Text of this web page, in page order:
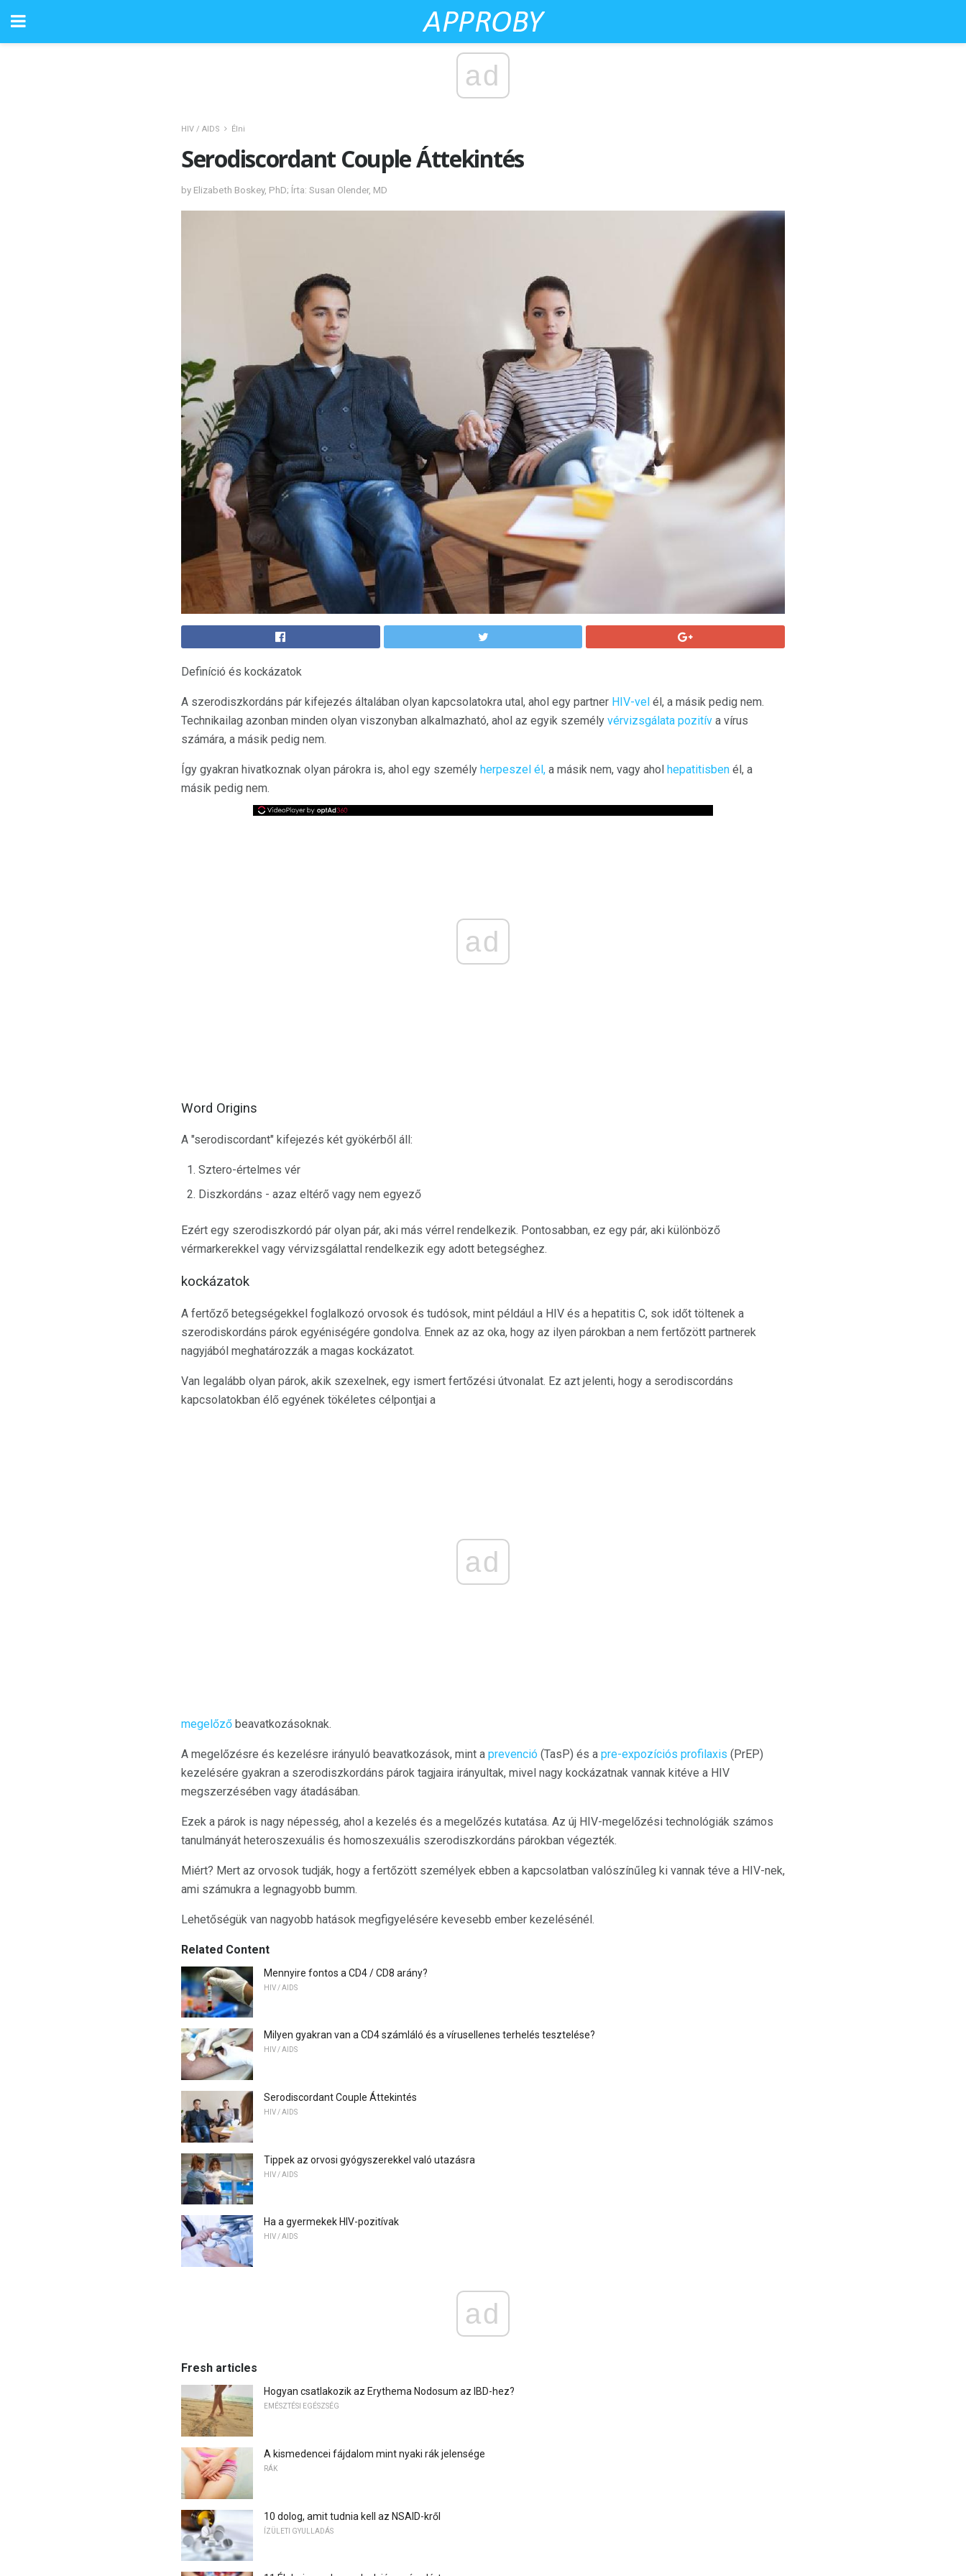
ad
HIV / AIDS Élni
Serodiscordant Couple Áttekintés
by Elizabeth Boskey, PhD; Írta: Susan Olender, MD
Definíció és kockázatok
A szerodiszkordáns pár kifejezés általában olyan kapcsolatokra utal, ahol egy partner HIV-vel él, a másik pedig nem.
Technikailag azonban minden olyan viszonyban alkalmazható, ahol az egyik személy vérvizsgálata pozitív a vírus
számára, a másik pedig nem.
Így gyakran hivatkoznak olyan párokra is, ahol egy személy herpeszel él, a másik nem, vagy ahol hepatitisben él, a
másik pedig nem.
ad
Word Origins
A "serodiscordant" kifejezés két gyökérből áll:
Sztero-értelmes vér
Diszkordáns - azaz eltérő vagy nem egyező
Ezért egy szerodiszkordó pár olyan pár, aki más vérrel rendelkezik. Pontosabban, ez egy pár, aki különböző
vérmarkerekkel vagy vérvizsgálattal rendelkezik egy adott betegséghez.
kockázatok
A fertőző betegségekkel foglalkozó orvosok és tudósok, mint például a HIV és a hepatitis C, sok időt töltenek a
szerodiskordáns párok egyéniségére gondolva. Ennek az az oka, hogy az ilyen párokban a nem fertőzött partnerek
nagyjából meghatározzák a magas kockázatot.
Van legalább olyan párok, akik szexelnek, egy ismert fertőzési útvonalat. Ez azt jelenti, hogy a serodiscordáns
kapcsolatokban élő egyének tökéletes célpontjai a
ad
megelőző beavatkozásoknak.
A megelőzésre és kezelésre irányuló beavatkozások, mint a prevenció (TasP) és a pre-expozíciós profilaxis (PrEP)
kezelésére gyakran a szerodiszkordáns párok tagjaira irányultak, mivel nagy kockázatnak vannak kitéve a HIV
megszerzésében vagy átadásában.
Ezek a párok is nagy népesség, ahol a kezelés és a megelőzés kutatása. Az új HIV-megelőzési technológiák számos
tanulmányát heteroszexuális és homoszexuális szerodiszkordáns párokban végezték.
Miért? Mert az orvosok tudják, hogy a fertőzött személyek ebben a kapcsolatban valószínűleg ki vannak téve a HIV-nek,
ami számukra a legnagyobb bumm.
Lehetőségük van nagyobb hatások megfigyelésére kevesebb ember kezelésénél.
Related Content
Mennyire fontos a CD4 / CD8 arány?
HIV / AIDS
Milyen gyakran van a CD4 számláló és a vírusellenes terhelés tesztelése?
HIV / AIDS
Serodiscordant Couple Áttekintés
HIV / AIDS
Tippek az orvosi gyógyszerekkel való utazásra
HIV / AIDS
Ha a gyermekek HIV-pozitívak
HIV / AIDS
ad
Fresh articles
Hogyan csatlakozik az Erythema Nodosum az IBD-hez?
EMÉSZTÉSI EGÉSZSÉG
A kismedencei fájdalom mint nyaki rák jelensége
RÁK
10 dolog, amit tudnia kell az NSAID-kről
ÍZÜLETI GYULLADÁS